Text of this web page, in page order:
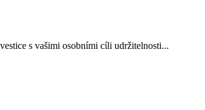
s vašimi osobními cíli udržitelnosti...